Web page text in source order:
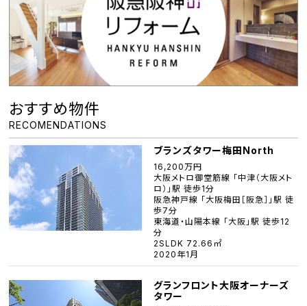
おすすめ物件
RECOMENDATIONS
ブランズタワー梅田North
16,200万円
大阪メトロ御堂筋線 「中津（大阪メト
ロ）」駅 徒歩1分
阪急神戸線 「大阪梅田［阪急］」駅 徒
歩7分
東海道・山陽本線 「大阪」駅 徒歩12
分
2SLDK 72.66㎡
2020年1月
グランフロント大阪オーナーズ
タワー